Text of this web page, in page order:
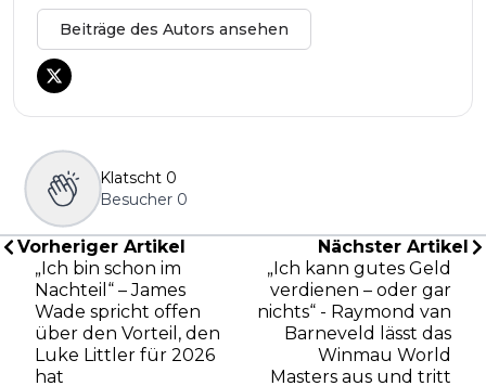
Beiträge des Autors ansehen
Klatscht 0
Besucher 0
Vorheriger Artikel
„Ich bin schon im
Nachteil“ – James
Wade spricht offen
über den Vorteil, den
Luke Littler für 2026
hat
Nächster Artikel
„Ich kann gutes Geld
verdienen – oder gar
nichts“ - Raymond van
Barneveld lässt das
Winmau World
Masters aus und tritt